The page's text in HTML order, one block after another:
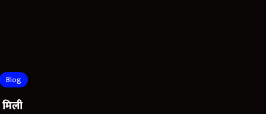
Blog